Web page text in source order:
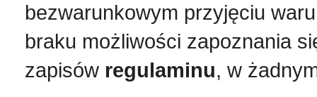
bezwarunkowym przyjęciu
braku możliwości zapoznania
zapisów regulaminu, w